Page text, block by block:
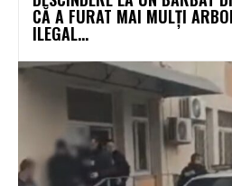
CĂ A FURAT MAI MULȚI
ILEGAL...